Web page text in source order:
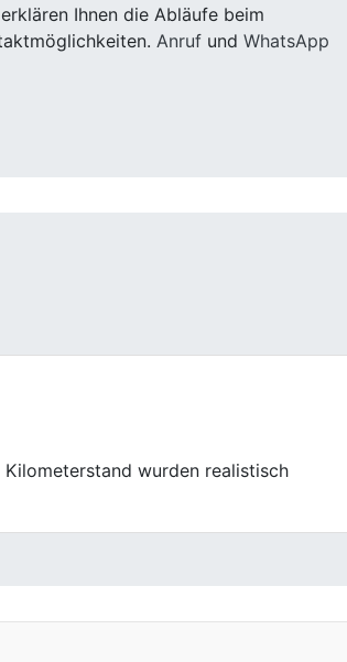
Ihnen die Abläufe beim
Anruf und WhatsApp
Gladbeck der Fall. Klare Infos, sauberer